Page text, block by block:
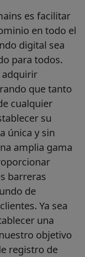
es facilitar
en todo el
digital sea
para todos.
adquirir
que tanto
cualquier
su
única y sin
amplia gama
barreras
de
Ya sea
una
objetivo
registro de